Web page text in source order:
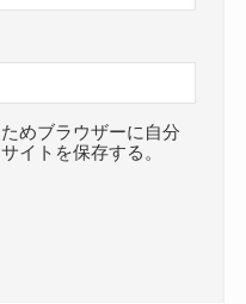
めブラウザーに自分
イトを保存する。